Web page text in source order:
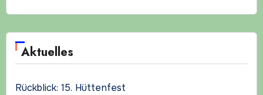
Aktuelles
Rückblick: 15. Hüttenfest